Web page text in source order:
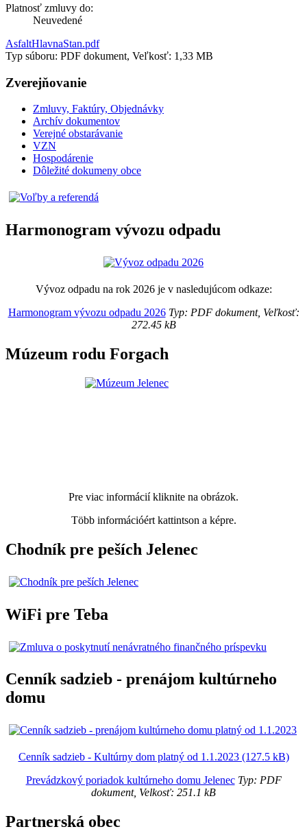
Platnosť zmluvy do:
Neuvedené
AsfaltHlavnaStan.pdf
Typ súboru: PDF dokument, Veľkosť: 1,33 MB
Zverejňovanie
Zmluvy, Faktúry, Objednávky
Archív dokumentov
Verejné obstarávanie
VZN
Hospodárenie
Dôležité dokumeny obce
Harmonogram vývozu odpadu
Vývoz odpadu na rok 2026 je v nasledujúcom odkaze:
Harmonogram vývozu odpadu 2026Typ: PDF dokument, Veľkosť:
272.45 kB
Múzeum rodu Forgach
Pre viac informácií kliknite na obrázok.
Több információért kattintson a képre.
Chodník pre peších Jelenec
WiFi pre Teba
Cenník sadzieb - prenájom kultúrneho
domu
Cenník sadzieb - Kultúrny dom platný od 1.1.2023 (127.5 kB)
Prevádzkový poriadok kultúrneho domu JelenecTyp: PDF
dokument, Velkosť: 251.1 kB
Partnerská obec